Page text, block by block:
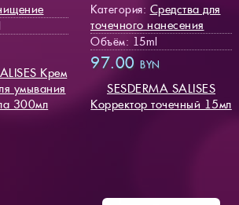
Крем
умывания
300мл
Категория: Средства для
точечного нанесения
Объём: 15ml
97.00 BYN
SESDERMA SALISES
Корректор точечный 15мл